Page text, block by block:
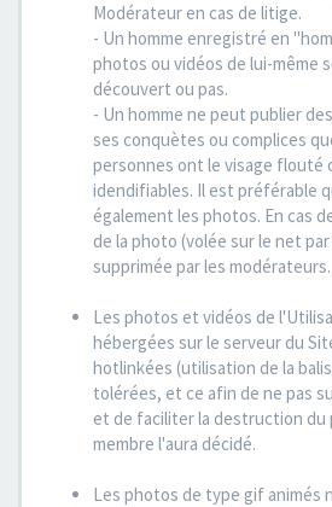
Modérateur en cas de litige.
- Un homme enregistré en
photos ou vidéos de lui-même
découvert ou pas.
- Un homme ne peut publier
ses conquètes ou complices
personnes ont le visage flouté
idendifiables. Il est préférable
également les photos. En cas
de la photo (volée sur le net
supprimée par les modérateurs.
Les photos et vidéos de
hébergées sur le serveur du
hotlinkées (utilisation de la
tolérées, et ce afin de ne pas
et de faciliter la destruction du
membre l'aura décidé.
Les photos de type gif animés